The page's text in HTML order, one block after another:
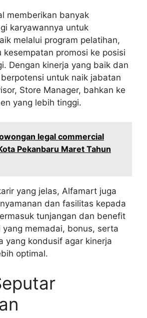
memberikan banyak
karyawannya untuk
melalui program pelatihan,
kesempatan promosi ke posisi
Dengan kinerja yang baik dan
untuk naik jabatan
Store Manager, bahkan ke
yang lebih tinggi.
legal commercial
Pekanbaru Maret Tahun
yang jelas, Alfamart juga
dan fasilitas kepada
tunjangan dan benefit
yang memadai, bonus, serta
yang kondusif agar kinerja
optimal.